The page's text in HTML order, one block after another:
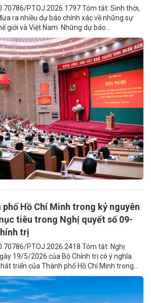
PTOJ.2026.1797 Tóm tắt: Sinh thời,
ra nhiều dự báo chính xác về những sự
giới và Việt Nam. Những dự báo...
Hồ Chí Minh trong kỷ nguyên
tiêu trong Nghị quyết số 09-
trị
PTOJ.2026.2418 Tóm tắt: Nghị
19/5/2026 của Bộ Chính trị có ý nghĩa
triển của Thành phố Hồ Chí Minh trong...